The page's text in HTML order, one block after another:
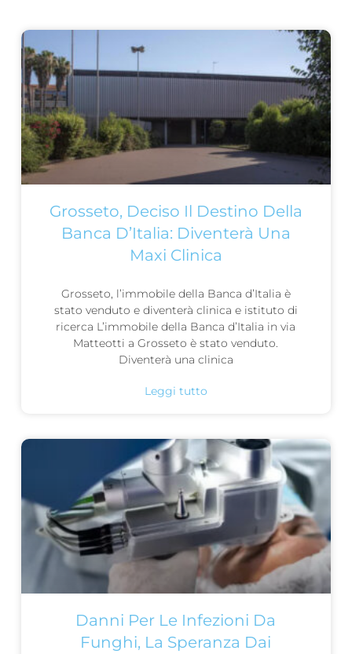
Grosseto, Deciso Il Destino Della
Banca D’Italia: Diventerà Una
Maxi Clinica
Grosseto, l’immobile della Banca d’Italia è
stato venduto e diventerà clinica e istituto di
ricerca L’immobile della Banca d’Italia in via
Matteotti a Grosseto è stato venduto.
Diventerà una clinica
Leggi tutto
Danni Per Le Infezioni Da
Funghi, La Speranza Dai